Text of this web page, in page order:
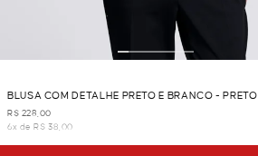
BLUSA COM DETALHE PRETO E BRANCO - PRETO
R$ 228,00
6x de R$ 38,00